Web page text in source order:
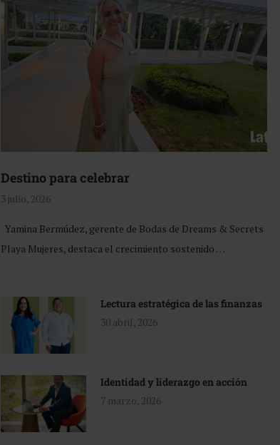
Destino para celebrar
3 julio, 2026
Yamina Bermúdez, gerente de Bodas de Dreams & Secrets
Playa Mujeres, destaca el crecimiento sostenido …
Lectura estratégica de las finanzas
30 abril, 2026
Identidad y liderazgo en acción
7 marzo, 2026